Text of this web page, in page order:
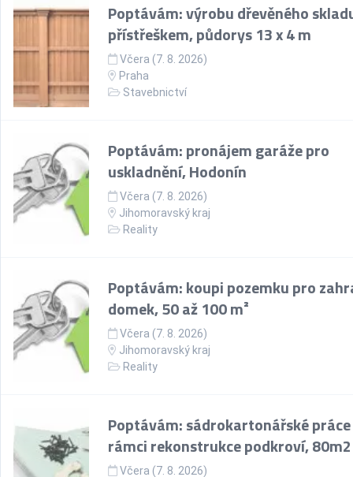
Poptávám: výrobu dřevěného
přístřeškem, půdorys 13 x 4 m
Včera (7. 8. 2026)
Praha
Stavebnictví
Poptávám: pronájem garáže pro
uskladnění, Hodonín
Včera (7. 8. 2026)
Jihomoravský kraj
Reality
Poptávám: koupi pozemku pro
domek, 50 až 100 m²
Včera (7. 8. 2026)
Jihomoravský kraj
Reality
Poptávám: sádrokartonářské
rámci rekonstrukce podkroví, 80m2
Včera (7. 8. 2026)